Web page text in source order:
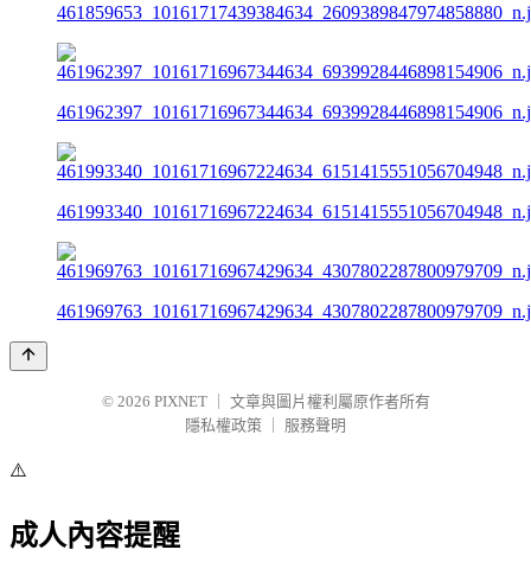
© 2026 PIXNET
文章與圖片權利屬原作者所有
隱私權政策
服務聲明
⚠️
成人內容提醒